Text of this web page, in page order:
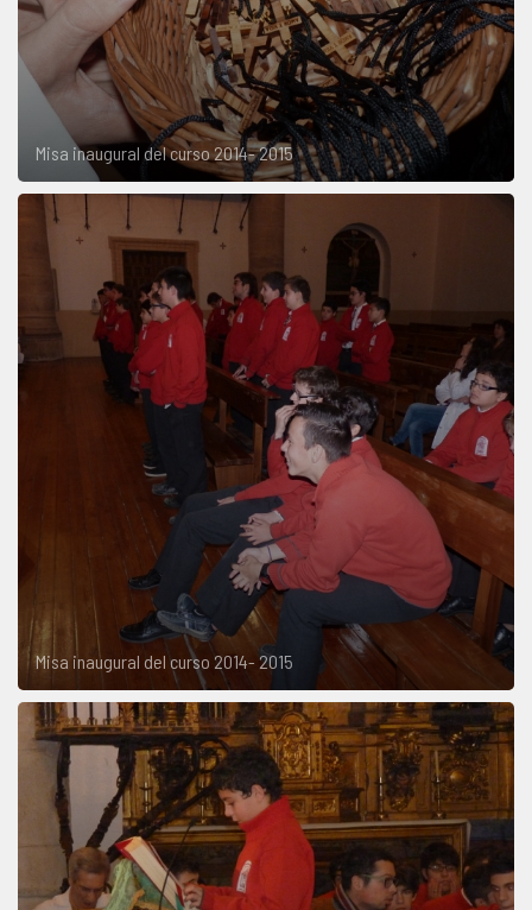
Misa inaugural del curso 2014- 2015
Misa inaugural del curso 2014- 2015